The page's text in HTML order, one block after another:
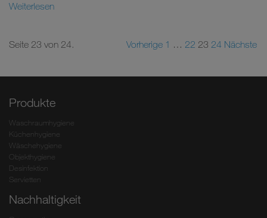
Weiterlesen
Seite 23 von 24. Vorherige 1 … 22 23 24 Nächste
Produkte
Waschraumhygiene
Küchenhygiene
Wäschehygiene
Objekthygiene
Desinfektion
Servietten
Nachhaltigkeit